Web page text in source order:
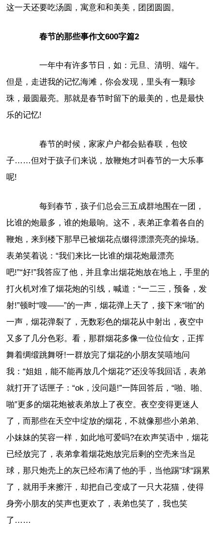
这一天还要吃汤圆，寓意和和美美，团团圆圆。
春节的那些事作文600字篇2
一年中有许多节日，如：元旦、清明、端午。
但是，走进我的记忆海滩，你会发现，里头有一颗珍
珠，最圆最亮。那就是春节时留下的最美的，也是最快
乐的记忆!
春节的时候，家家户户都会贴春联，包饺
子……但对于孩子们来说，放鞭炮才叫春节的一大乐事
呢!
每到春节，孩子们总会三五成群地围在一团，
比谁的炮最多，谁的炮最响。这不，表弟正拿着各自的
鞭炮，来到楼下那早已被烟花点缀得漂漂亮亮的操场。
表弟笑着说：“我们来比一比谁的烟花炮最漂亮
吧!”“好!”我答应了他，并且拿出烟花炮放在地上，手里的
打火机对准了烟花炮的引线，喊道：“一二三，预备，发
射!”顿时“嗖——”的一声，烟花弹上天了，接下来“啪”的
一声，烟花弹裂了，无数彩色的烟花从中射出，夜空中
又多了几分色彩。看，那群烟花多像一位位仙女，正挥
舞着绸缎跳舞呀!一群放完了烟花的小朋友笑嘻地问
我：“姐姐，能不能再放几个烟花?”还没等我回话，表弟
就打开了话匣子：“ok，没问题!”一阵回答后，“啪、啪、
啪”更多的烟花炮被表弟放上了夜空。夜空变得更迷人
了，而那些在天空中绽放的烟花，不就像那些小弟弟、
小妹妹的笑容一样，如此地可爱吗?在欢声笑语中，烟花
已经放完了，表弟拿着烟花炮放完后剩的空壳来当足
球，那只炮壳上的灰已经布满了他的手，当他踢”球“踢累
了，就用手来擦汗，却把自己变成了一只大花猫，使得
身旁小朋友的笑声也更欢了，表弟也笑了，我也笑
了……